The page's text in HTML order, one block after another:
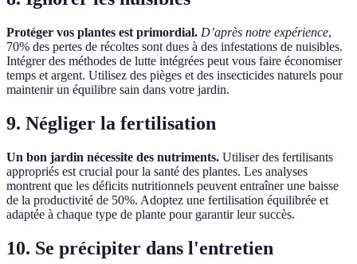
Protéger vos plantes est primordial. D’après notre expérience,
70% des pertes de récoltes sont dues à des infestations de nuisibles.
Intégrer des méthodes de lutte intégrées peut vous faire économiser
temps et argent. Utilisez des pièges et des insecticides naturels pour
maintenir un équilibre sain dans votre jardin.
9. Négliger la fertilisation
Un bon jardin nécessite des nutriments. Utiliser des fertilisants
appropriés est crucial pour la santé des plantes. Les analyses
montrent que les déficits nutritionnels peuvent entraîner une baisse
de la productivité de 50%. Adoptez une fertilisation équilibrée et
adaptée à chaque type de plante pour garantir leur succès.
10. Se précipiter dans l'entretien